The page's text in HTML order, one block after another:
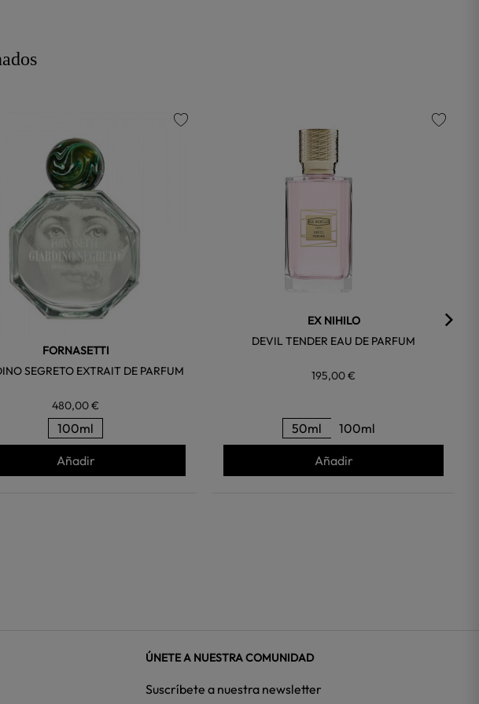
FORNASETTI
SEGRETO EXTRAIT DE PARFUM
480,00 €
100ml
Añadir
EX NIHILO
DEVIL TENDER EAU DE PARFUM
195,00 €
50ml 100ml
Añadir
ÚNETE A NUESTRA COMUNIDAD
Suscríbete a nuestra newsletter